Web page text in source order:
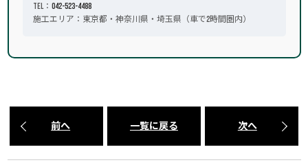
TEL： 042-523-4488
施工エリア：東京都・神奈川県・埼玉県（車で2時間圏内）
前へ 一覧に戻る 次へ